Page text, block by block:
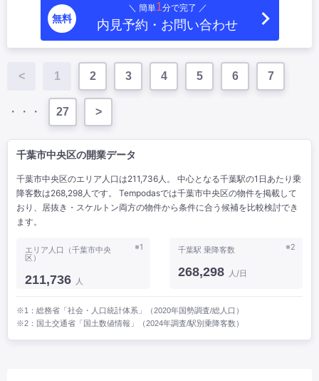
無料
＼ 簡単1分で完了 ／
内見予約・お問い合わせ
< 1 2 3 4 5 6 7
・・・ 27 >
千葉市中央区の開業データ
千葉市中央区のエリア人口は211,736人。 中心となる千葉駅の1日あたり乗
降客数は268,298人です。 Tempodasでは千葉市中央区の物件を掲載して
おり、居抜き・スケルトン両方の物件から条件に合う候補を比較検討でき
ます。
※1
エリア人口（千葉市中央
区）
211,736 人
※2
千葉駅 乗降客数
268,298 人/日
※1：総務省「社会・人口統計体系」（2020年国勢調査/総人口）
※2：国土交通省「国土数値情報」（2024年調査/駅別乗降客数）